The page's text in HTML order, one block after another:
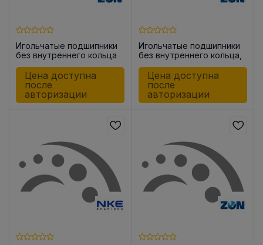
Игольчатые подшипники
без внутреннего кольца
Цена доступна
после
авторизации
Игольчатые подшипники
без внутреннего кольца,
стороны BK1516
Цена доступна
после
авторизации